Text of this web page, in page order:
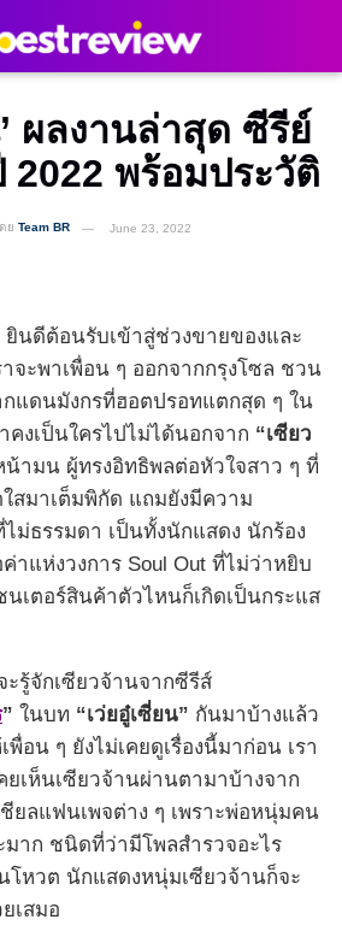
ผลงานล่าสุด ซีรีย์
2022 พร้อมประวัติ
ย Team BR June 23, 2022
ยินดีต้อนรับเข้าสู่ช่วงขายของและ
จะพาเพื่อน ๆ ออกจากกรุงโซล ชวน
แดนมังกรที่ฮอตปรอทแตกสุด ๆ ใน
งเป็นใครไปไม่ได้นอกจาก “เซียว
ามน ผู้ทรงอิทธิพลต่อหัวใจสาว ๆ ที่
สมาเต็มพิกัด แถมยังมีความ
ม่ธรรมดา เป็นทั้งนักแสดง นักร้อง
าแห่งวงการ Soul Out ที่ไม่ว่าหยิบ
นเตอร์สินค้าตัวไหนก็เกิดเป็นกระแส
รู้จักเซียวจ้านจากซีรีส์
” ในบท “เว่ยอู๋เซี่ยน” กันมาบ้างแล้ว
พื่อน ๆ ยังไม่เคยดูเรื่องนี้มาก่อน เรา
ยเห็นเซียวจ้านผ่านตามาบ้างจาก
ยลแฟนเพจต่าง ๆ เพราะพ่อหนุ่มคน
าก ชนิดที่ว่ามีโพลสำรวจอะไร
โหวต นักแสดงหนุ่มเซียวจ้านก็จะ
เสมอ